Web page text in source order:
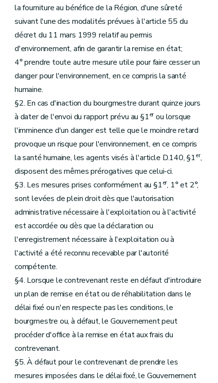
la fourniture au bénéfice de la Région, d'une sûreté
suivant l'une des modalités prévues à l'article 55 du
décret du 11 mars 1999 relatif au permis
d'environnement, afin de garantir la remise en état;
4° prendre toute autre mesure utile pour faire cesser un
danger pour l'environnement, en ce compris la santé
humaine.
§2. En cas d'inaction du bourgmestre durant quinze jours
à dater de l'envoi du rapport prévu au §1erou lorsque
l'imminence d'un danger est telle que le moindre retard
provoque un risque pour l'environnement, en ce compris
la santé humaine, les agents visés à l'article D.140, §1er,
disposent des mêmes prérogatives que celui-ci.
§3. Les mesures prises conformément au §1er, 1° et 2°,
sont levées de plein droit dès que l'autorisation
administrative nécessaire à l'exploitation ou à l'activité
est accordée ou dès que la déclaration ou
l'enregistrement nécessaire à l'exploitation ou à
l'activité a été reconnu recevable par l'autorité
compétente.
§4. Lorsque le contrevenant reste en défaut d'introduire
un plan de remise en état ou de réhabilitation dans le
délai fixé ou n'en respecte pas les conditions, le
bourgmestre ou, à défaut, le Gouvernement peut
procéder d'office à la remise en état aux frais du
contrevenant.
§5. À défaut pour le contrevenant de prendre les
mesures imposées dans le délai fixé, le Gouvernement